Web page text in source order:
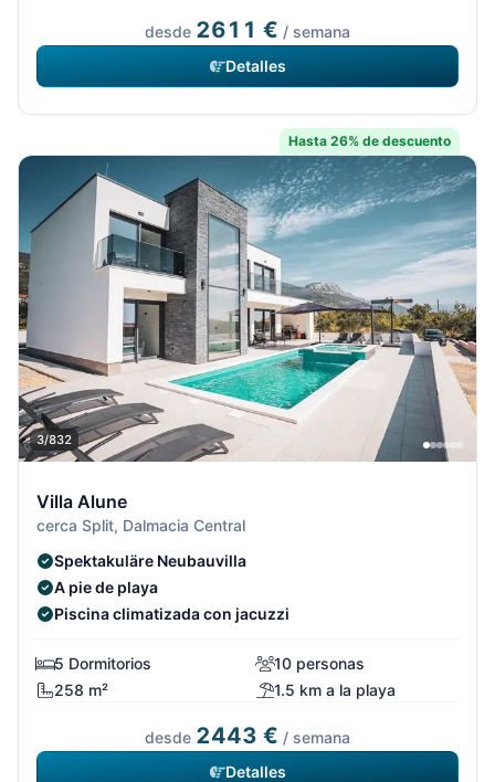
desde 2611 € / semana
Detalles
Hasta 26% de descuento
3/832
Villa Alune
cerca Split, Dalmacia Central
Spektakuläre Neubauvilla
A pie de playa
Piscina climatizada con jacuzzi
5 Dormitorios
10 personas
258 m²
1.5 km a la playa
desde 2443 € / semana
Detalles